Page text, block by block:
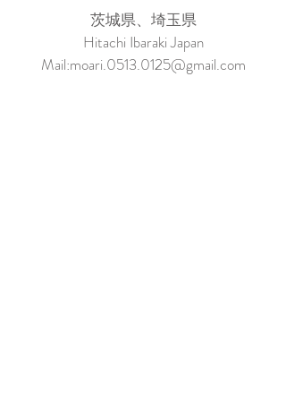
茨城県、埼玉県
Hitachi Ibaraki Japan
Mail:moari.0513.0125@gmail.com